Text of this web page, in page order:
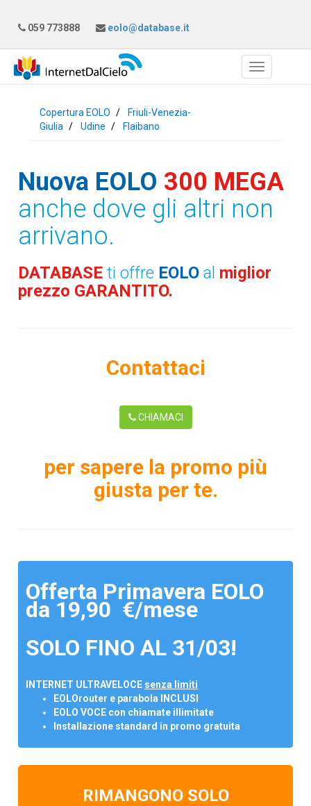
059 773888 eolo@database.it
Copertura EOLO
Friuli-Venezia-
Giulia
Udine Flaibano
Nuova EOLO 300 MEGA
anche dove gli altri non
arrivano.
DATABASEti offre EOLO al miglior
prezzo GARANTITO.
Contattaci
CHIAMACI
per sapere la promo più
giusta per te.
Offerta Primavera EOLO
da 19,90 €/mese
SOLO FINO AL 31/03!
INTERNET ULTRAVELOCE senza limiti
EOLOrouter e parabola INCLUSI
EOLO VOCE con chiamate illimitate
Installazione standard in promo gratuita
RIMANGONO SOLO